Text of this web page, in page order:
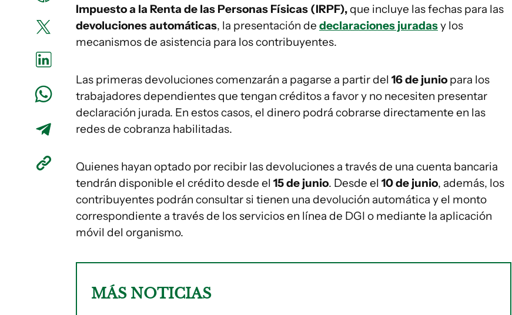
Impuesto a la Renta de las Personas Físicas (IRPF),que incluye las fechas para las
devoluciones automáticas, la presentación de declaraciones juradasy los
mecanismos de asistencia para los contribuyentes.
Las primeras devoluciones comenzarán a pagarse a partir del 16 de junio para los
trabajadores dependientes que tengan créditos a favor y no necesiten presentar
declaración jurada. En estos casos, el dinero podrá cobrarse directamente en las
redes de cobranza habilitadas.
Quienes hayan optado por recibir las devoluciones a través de una cuenta bancaria
tendrán disponible el crédito desde el 15 de junio. Desde el 10 de junio, además, los
contribuyentes podrán consultar si tienen una devolución automática y el monto
correspondiente a través de los servicios en línea de DGI o mediante la aplicación
móvil del organismo.
MÁS NOTICIAS